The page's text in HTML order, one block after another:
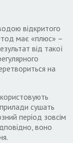
відкритого
має «плюс» –
від такої
на
сушать
період зовсім
, воно
.